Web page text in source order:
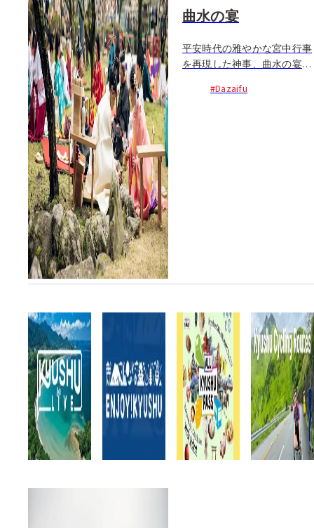
曲水の宴
平安時代の雅やかな宮中行事
を再現した神事、曲水の宴。
人々が、庭に流れる小川の両
#Dazaifu